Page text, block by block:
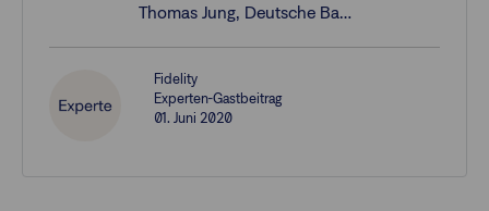
Thomas Jung, Deutsche Ba…
Fidelity
Experten-Gastbeitrag
01. Juni 2020